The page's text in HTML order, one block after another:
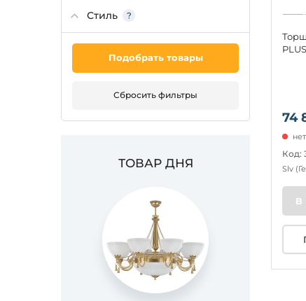
Стиль
Подобрать товары
Сбросить фильтры
ТОВАР ДНЯ
74
Код:
Slv
В